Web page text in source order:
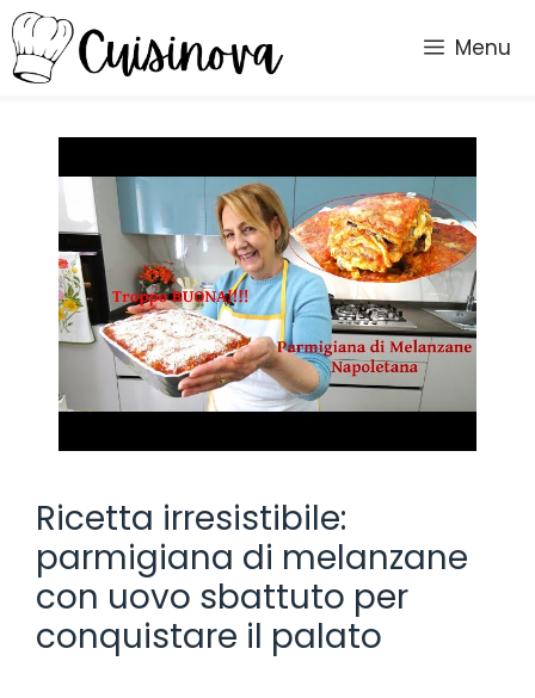
Vai
al
contenuto
Menu
Ricetta irresistibile:
parmigiana di melanzane
con uovo sbattuto per
conquistare il palato